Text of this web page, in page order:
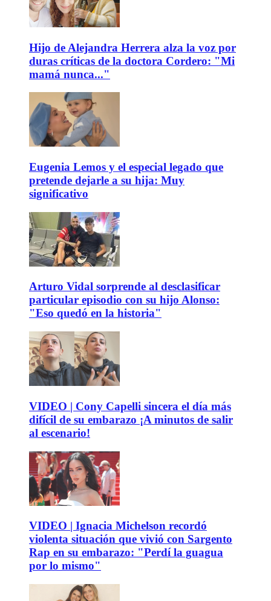
Hijo de Alejandra Herrera alza la voz por
duras críticas de la doctora Cordero: "Mi
mamá nunca..."
Eugenia Lemos y el especial legado que
pretende dejarle a su hija: Muy
significativo
Arturo Vidal sorprende al desclasificar
particular episodio con su hijo Alonso:
"Eso quedó en la historia"
VIDEO | Cony Capelli sincera el día más
difícil de su embarazo ¡A minutos de salir
al escenario!
VIDEO | Ignacia Michelson recordó
violenta situación que vivió con Sargento
Rap en su embarazo: "Perdí la guagua
por lo mismo"